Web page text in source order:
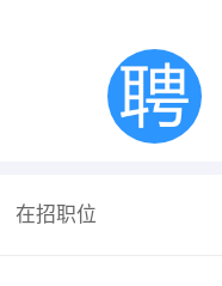
在招职位